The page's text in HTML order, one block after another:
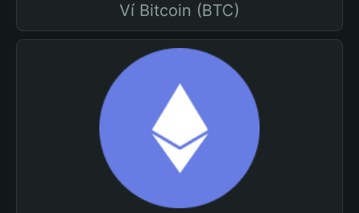
Ví Bitcoin (BTC)